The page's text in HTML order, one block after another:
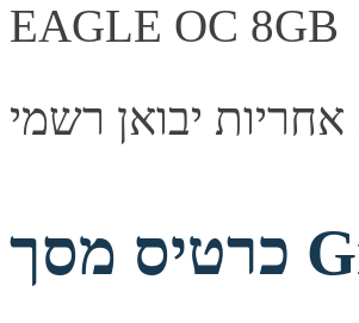
כרטיס מסך Gigabyte RTX 5060 Ti